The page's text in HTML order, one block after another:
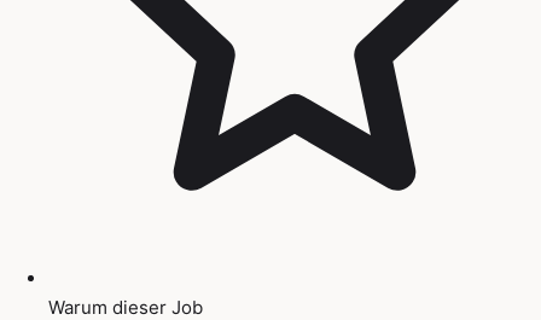
Warum dieser Job